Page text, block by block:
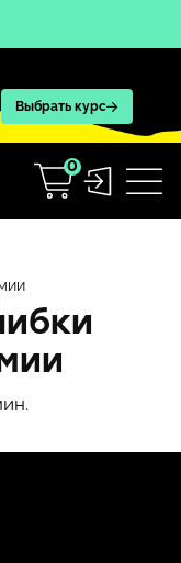
Выбрать курс
0